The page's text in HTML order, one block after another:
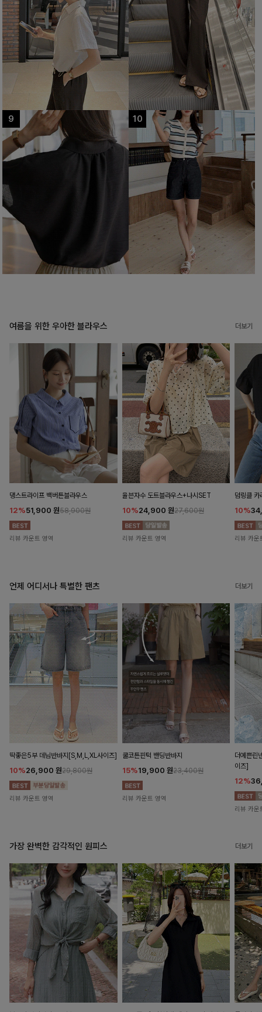
여름을 위한 우아한 블라우스 더보기
댕스트라이프 백버튼블라우스
12%51,900 원58,900원
리뷰 카운트 영역
율븐자수 도트블라우스+나시SET
10%24,900 원27,600원
리뷰 카운트 영역
덤링클 카
10%
리뷰 카운
언제 어디서나 특별한 팬츠 더보기
딱좋은5부 데님반바지[S,M,L,XL사이즈]
10%26,900 원29,800원
리뷰 카운트 영역
쿨코튼핀턱 밴딩반바지
15%19,900 원23,400원
리뷰 카운트 영역
더예쁜린
이즈]
12%
리뷰 카운
가장 완벽한 감각적인 원피스 더보기